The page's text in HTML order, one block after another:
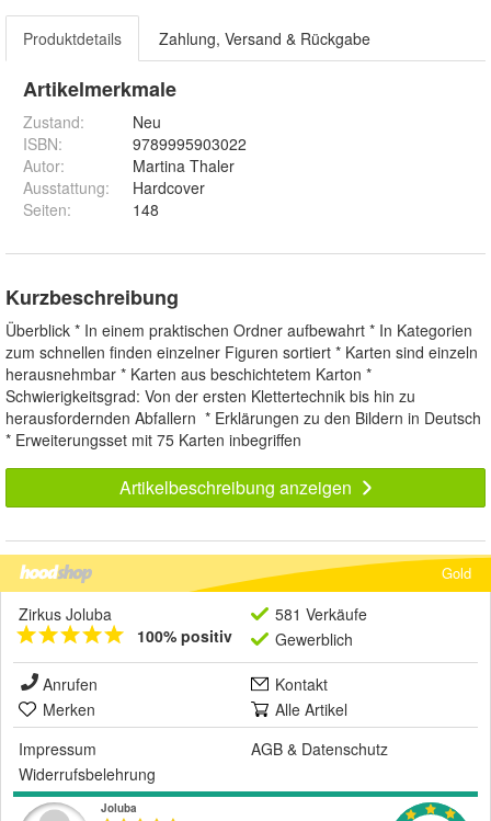
Produktdetails Zahlung, Versand & Rückgabe
Artikelmerkmale
Zustand:
Neu
ISBN:
9789995903022
Autor:
Martina Thaler
Ausstattung:
Hardcover
Seiten: 148
Kurzbeschreibung
Überblick * In einem praktischen Ordner aufbewahrt * In Kategorien
zum schnellen finden einzelner Figuren sortiert * Karten sind einzeln
herausnehmbar * Karten aus beschichtetem Karton *
Schwierigkeitsgrad: Von der ersten Klettertechnik bis hin zu
herausfordernden Abfallern * Erklärungen zu den Bildern in Deutsch
* Erweiterungsset mit 75 Karten inbegriffen
Artikelbeschreibung anzeigen
Gold
Zirkus Joluba
100% positiv
581 Verkäufe
Gewerblich
Anrufen
Kontakt
Merken
Alle Artikel
Impressum
AGB & Datenschutz
Widerrufsbelehrung